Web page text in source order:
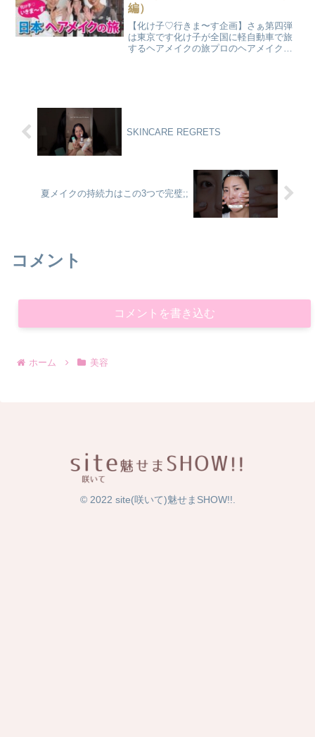
編）
【化け子♡行きま〜す企画】さぁ第四弾
は東京です化け子が全国に軽自動車で旅
するヘアメイクの旅プロのヘアメイク職
SKINCARE REGRETS
夏メイクの持続力はこの3つで完璧;;
コメント
コメントを書き込む
ホーム 美容
© 2022 site(咲いて)魅せまSHOW!!.